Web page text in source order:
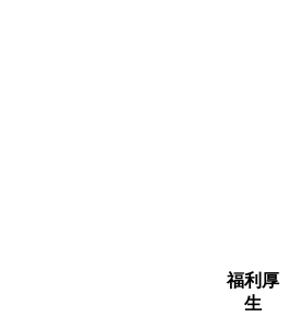
福利厚
生